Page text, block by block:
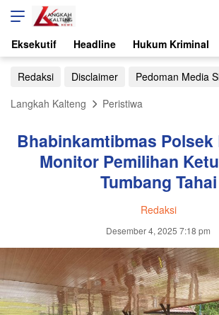
Eksekutif Headline Hukum Kriminal
Redaksi Disclaimer Pedoman Media
Langkah Kalteng
Peristiwa
Bhabinkamtibmas
Monitor Pemilihan
Tumbang Tahai
Redaksi
Desember 4, 2025 7:18 pm